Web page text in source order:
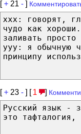
[+ 21 - ]
ххх: говорят,
чудо как
заливать
ууу: я обычную
принципу
[+ 23 - ] [ 1 ]
Русский язык -
это